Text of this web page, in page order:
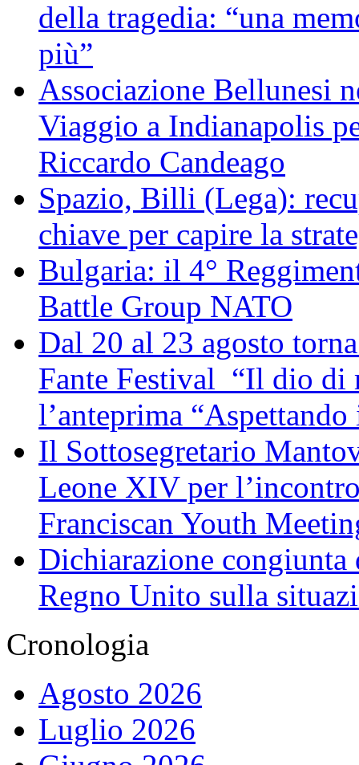
della tragedia: “una
più”
Associazione Bellunesi
Viaggio a Indianapolis
Riccardo Candeago
Spazio, Billi (Lega):
chiave per capire la
Bulgaria: il 4°
Battle Group NATO
Dal 20 al 23 agosto
Fante Festival “Il dio di
l’anteprima
Il Sottosegretario
Leone XIV per
Franciscan Youth
Dichiarazione
Regno Unito sulla
Cronologia
Agosto 2026
Luglio 2026